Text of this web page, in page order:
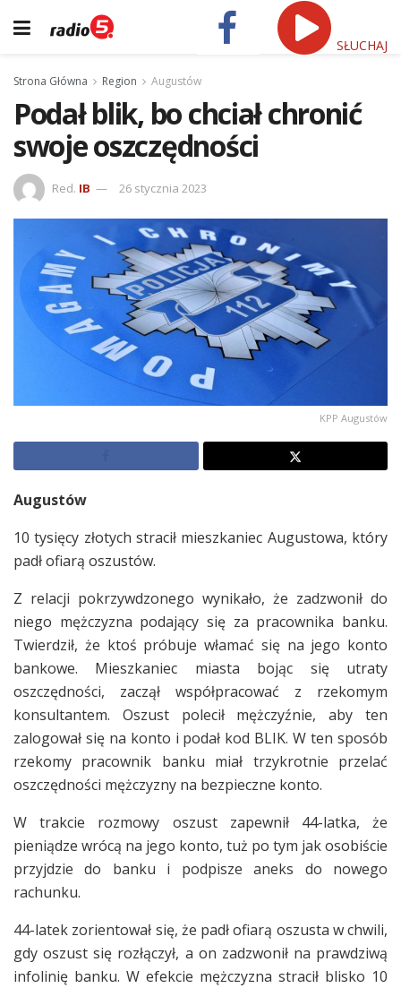
SŁUCHAJ
Strona Główna Region Augustów
Podał blik, bo chciał chronić
swoje oszczędności
Red. IB 26 stycznia 2023
KPP Augustów
Augustów
10 tysięcy złotych stracił mieszkaniec Augustowa, który
padł ofiarą oszustów.
Z relacji pokrzywdzonego wynikało, że zadzwonił do
niego mężczyzna podający się za pracownika banku.
Twierdził, że ktoś próbuje włamać się na jego konto
bankowe. Mieszkaniec miasta bojąc się utraty
oszczędności, zaczął współpracować z rzekomym
konsultantem. Oszust polecił mężczyźnie, aby ten
zalogował się na konto i podał kod BLIK. W ten sposób
rzekomy pracownik banku miał trzykrotnie przelać
oszczędności mężczyzny na bezpieczne konto.
W trakcie rozmowy oszust zapewnił 44-latka, że
pieniądze wrócą na jego konto, tuż po tym jak osobiście
przyjdzie do banku i podpisze aneks do nowego
rachunku.
44-latek zorientował się, że padł ofiarą oszusta w chwili,
gdy oszust się rozłączył, a on zadzwonił na prawdziwą
infolinię banku. W efekcie mężczyzna stracił blisko 10